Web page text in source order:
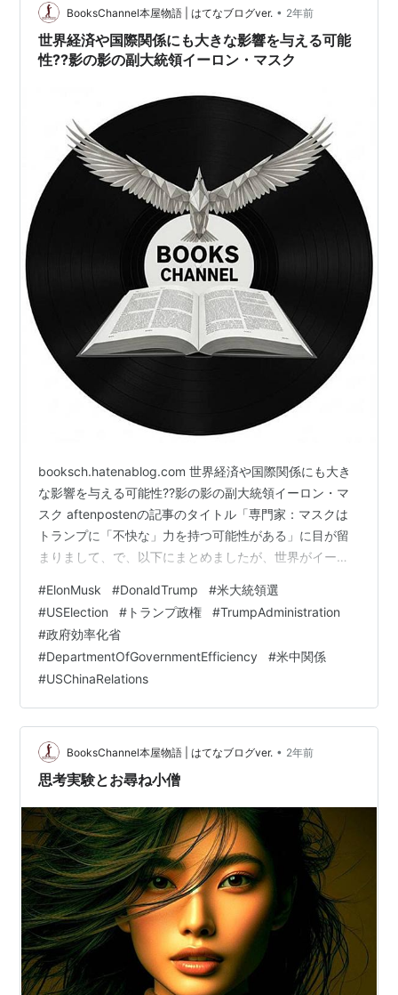
BooksChannel本屋物語 | はてなブログver. • 2年前
世界経済や国際関係にも大きな影響を与える可能
性??影の影の副大統領イーロン・マスク
booksch.hatenablog.com 世界経済や国際関係にも大き
な影響を与える可能性??影の影の副大統領イーロン・マ
スク aftenpostenの記事のタイトル「専門家：マスクは
トランプに「不快な」力を持つ可能性がある」に目が留
まりまして、で、以下にまとめましたが、世界がイーロ
収物語から7年(正式買収から2年と8ヶ月)で、snsを抑
え、国家を動かす立場まで一気に駆け上ったのですか
ら、ロードマップはこのまま最終目標 60代で米国大統領
では???(もっと早いかもしれませんね) と個人的には分析
しています。aftenpostenでは…
#ElonMusk #DonaldTrump #米大統領選
#USElection # トランプ政権 #TrumpAdministration
#政府効率化省
#DepartmentOfGovernmentEfficiency #米中関係
#USChinaRelations
BooksChannel本屋物語 | はてなブログver. • 2年前
思考実験とお尋ね小僧